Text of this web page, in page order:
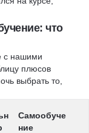
что
с нашими
плюсов
выбрать то,
Самообуче
ние